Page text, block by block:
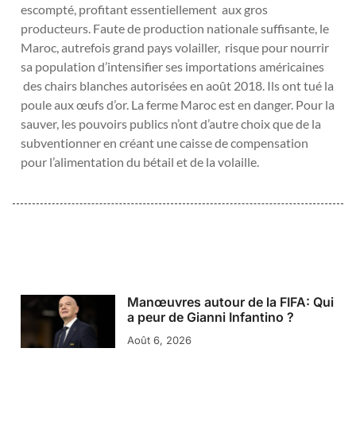
escompté, profitant essentiellement aux gros
producteurs. Faute de production nationale suffisante, le
Maroc, autrefois grand pays volailler, risque pour nourrir
sa population d’intensifier ses importations américaines
des chairs blanches autorisées en août 2018. Ils ont tué la
poule aux œufs d’or. La ferme Maroc est en danger. Pour la
sauver, les pouvoirs publics n’ont d’autre choix que de la
subventionner en créant une caisse de compensation
pour l’alimentation du bétail et de la volaille.
Manœuvres autour de la FIFA: Qui
a peur de Gianni Infantino ?
Août 6, 2026